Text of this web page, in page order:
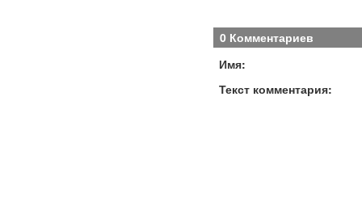
0 Комментариев
Имя:
Текст комментария: